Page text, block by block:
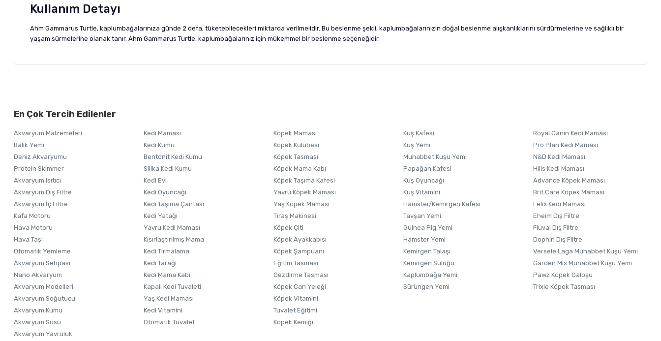
Kullanım Detayı
Ahm Gammarus Turtle, kaplumbağalarınıza günde 2 defa, tüketebilecekleri miktarda verilmelidir. Bu beslenme şekli, kaplumbağalarınızın doğal beslenme alışkanlıklarını sürdürmelerine ve sağlıklı bir
yaşam sürmelerine olanak tanır. Ahm Gammarus Turtle, kaplumbağalarınız için mükemmel bir beslenme seçeneğidir.
Ürünü Satın Al ve Yorumla
Ürün açıklamasında eksik bilgiler bulunuyor.
Ürün fiyatı diğer sitelerden daha pahalı.
Bu ürüne benzer farklı alternatifler olmalı.
Gönder
En Çok Tercih Edilenler
Akvaryum Malzemeleri
Balık Yemi
Deniz Akvaryumu
Protein Skimmer
Akvaryum Isıtıcı
Akvaryum Dış Filtre
Akvaryum İç Filtre
Kafa Motoru
Hava Motoru
Hava Taşı
Otomatik Yemleme
Akvaryum Sehpası
Nano Akvaryum
Akvaryum Modelleri
Akvaryum Soğutucu
Akvaryum Kumu
Akvaryum Süsü
Akvaryum Yavruluk
Kedi Maması
Kedi Kumu
Bentonit Kedi Kumu
Silika Kedi Kumu
Kedi Evi
Kedi Oyuncağı
Kedi Taşıma Çantası
Kedi Yatağı
Yavru Kedi Maması
Kısırlaştırılmış Mama
Kedi Tırmalama
Kedi Tarağı
Kedi Mama Kabı
Kapalı Kedi Tuvaleti
Yaş Kedi Maması
Kedi Vitamini
Otomatik Tuvalet
Köpek Maması
Köpek Kulübesi
Köpek Tasması
Köpek Mama Kabı
Köpek Taşıma Kafesi
Yavru Köpek Maması
Yaş Köpek Maması
Tıraş Makinesi
Köpek Çiti
Köpek Ayakkabısı
Köpek Şampuanı
Eğitim Tasması
Gezdirme Tasması
Köpek Can Yeleği
Köpek Vitamini
Tuvalet Eğitimi
Köpek Kemiği
Kuş Kafesi
Kuş Yemi
Muhabbet Kuşu Yemi
Papağan Kafesi
Kuş Oyuncağı
Kuş Vitamini
Hamster/Kemirgen Kafesi
Tavşan Yemi
Guinea Pig Yemi
Hamster Yemi
Kemirgen Talaşı
Kemirgen Suluğu
Kaplumbağa Yemi
Sürüngen Yemi
Royal Canin Kedi Maması
Pro Plan Kedi Maması
N&D Kedi Maması
Hills Kedi Maması
Advance Köpek Maması
Brit Care Köpek Maması
Felix Kedi Maması
Eheim Dış Filtre
Fluval Dış Filtre
Dophin Dış Filtre
Versele Laga Muhabbet Kuşu Yemi
Garden Mix Muhabbet Kuşu Yemi
Pawz Köpek Galoşu
Trixie Köpek Tasması